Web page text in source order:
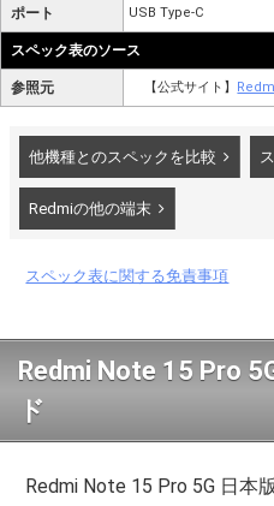
ポート USB Type-C
スペック表のソース
参照元 【公式サイト】
他機種とのスペックを比較
Redmiの他の端末
スペック表に関する免責事項
Redmi Note 15 Pro
ド
Redmi Note 15 Pro 5G 日本